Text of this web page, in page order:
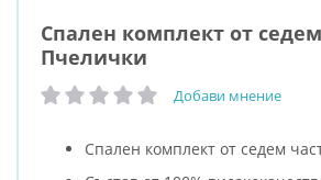
Спален комплект от
Пчелички
рейтинг: Добави мнение
Спален комплект от седем